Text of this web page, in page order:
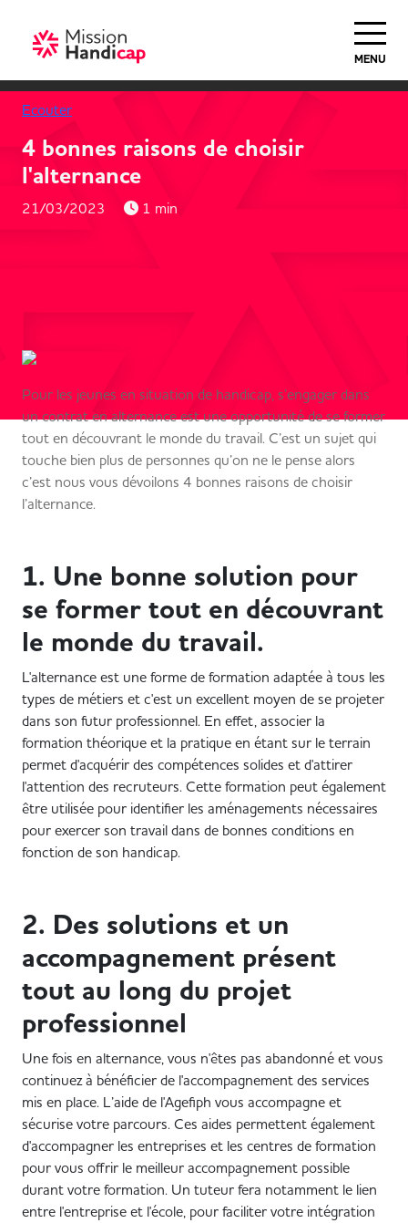
MENU
Ecouter
4 bonnes raisons de choisir
l'alternance
21/03/2023 1 min
Pour les jeunes en situation de handicap, s’engager dans
un contrat en alternance est une opportunité de se former
tout en découvrant le monde du travail. C’est un sujet qui
touche bien plus de personnes qu’on ne le pense alors
c’est nous vous dévoilons 4 bonnes raisons de choisir
l’alternance.
1. Une bonne solution pour
se former tout en découvrant
le monde du travail.
L'alternance est une forme de formation adaptée à tous les
types de métiers et c'est un excellent moyen de se projeter
dans son futur professionnel. En effet, associer la
formation théorique et la pratique en étant sur le terrain
permet d'acquérir des compétences solides et d'attirer
l'attention des recruteurs. Cette formation peut également
être utilisée pour identifier les aménagements nécessaires
pour exercer son travail dans de bonnes conditions en
fonction de son handicap.
2. Des solutions et un
accompagnement présent
tout au long du projet
professionnel
Une fois en alternance, vous n'êtes pas abandonné et vous
continuez à bénéficier de l'accompagnement des services
mis en place. L’aide de l'Agefiph vous accompagne et
sécurise votre parcours. Ces aides permettent également
d'accompagner les entreprises et les centres de formation
pour vous offrir le meilleur accompagnement possible
durant votre formation. Un tuteur fera notamment le lien
entre l'entreprise et l'école, pour faciliter votre intégration